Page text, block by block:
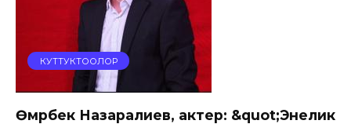
КУТТУКТООЛОР
Өмүрбек Назаралиев, актер: &quot;Энелик